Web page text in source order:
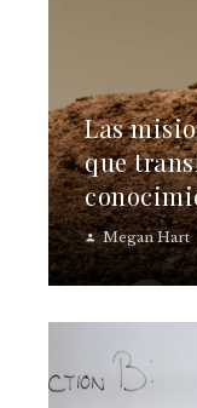
Las
que
Megan Hart